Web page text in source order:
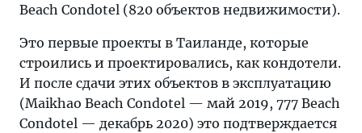
Beach Condotel (820 объектов недвижимости).
Это первые проекты в Таиланде, которые
строились и проектировались, как кондотели.
И после сдачи этих объектов в эксплуатацию
(Maikhao Beach Condotel — май 2019, 777 Beach
Condotel — декабрь 2020) это подтверждается